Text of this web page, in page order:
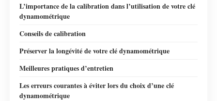
L’importance de la calibration dans l’utilisation de votre clé
dynamométrique
Conseils de calibration
Préserver la longévité de votre clé dynamométrique
Meilleures pratiques d’entretien
Les erreurs courantes à éviter lors du choix d’une clé
dynamométrique